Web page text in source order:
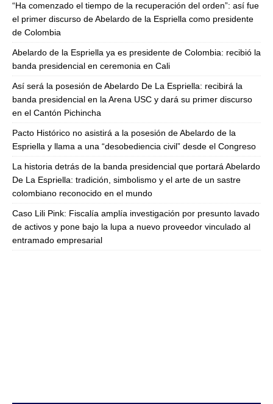
“Ha comenzado el tiempo de la recuperación del orden”: así fue
el primer discurso de Abelardo de la Espriella como presidente
de Colombia
Abelardo de la Espriella ya es presidente de Colombia: recibió la
banda presidencial en ceremonia en Cali
Así será la posesión de Abelardo De La Espriella: recibirá la
banda presidencial en la Arena USC y dará su primer discurso
en el Cantón Pichincha
Pacto Histórico no asistirá a la posesión de Abelardo de la
Espriella y llama a una “desobediencia civil” desde el Congreso
La historia detrás de la banda presidencial que portará Abelardo
De La Espriella: tradición, simbolismo y el arte de un sastre
colombiano reconocido en el mundo
Caso Lili Pink: Fiscalía amplía investigación por presunto lavado
de activos y pone bajo la lupa a nuevo proveedor vinculado al
entramado empresarial